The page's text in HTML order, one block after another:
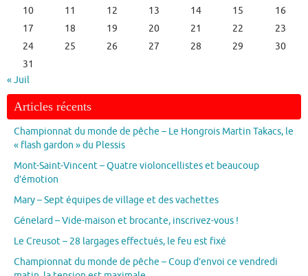
10
11 12 13 14 15
16
17
18 19 20 21 22
23
24
25 26 27 28 29
30
31
« Juil
Articles récents
Championnat du monde de pêche – Le Hongrois Martin Takacs, le
« flash gardon » du Plessis
Mont-Saint-Vincent – Quatre violoncellistes et beaucoup
d’émotion
Mary – Sept équipes de village et des vachettes
Génelard – Vide-maison et brocante, inscrivez-vous !
Le Creusot – 28 largages effectués, le feu est fixé
Championnat du monde de pêche – Coup d’envoi ce vendredi